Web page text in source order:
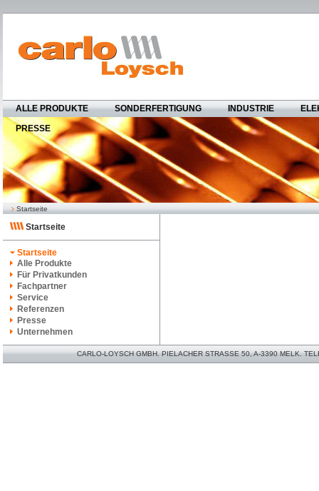
ALLE PRODUKTE SONDERFERTIGUNG INDUSTRIE
PRESSE
Startseite
Startseite
Startseite
Alle Produkte
Für Privatkunden
Fachpartner
Service
Referenzen
Presse
Unternehmen
CARLO-LOYSCH GMBH. PIELACHER STRASSE 50, A-3390 MELK.